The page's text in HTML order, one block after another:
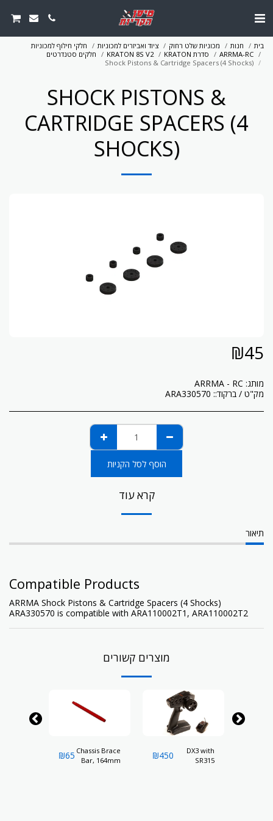
בית חנות מכוניות שלט רחוק ציוד ואביזרים למכוניות
חלקי חילוף למכוניות
ARRMA-RC
סדרת KRATON KRATON 8S V2
חלקים סטנדרטים
Shock Pistons & Cartridge Spacers (4 Shocks)
SHOCK PISTONS &
CARTRIDGE SPACERS (4
SHOCKS)
₪45
מותג: ARRMA - RC
מק"ט / ברקוד:: ARA330570
הוסף לסל הקניות
קרא עוד
תיאור
Compatible Products
ARRMA Shock Pistons & Cartridge Spacers (4 Shocks)
ARA330570 is compatible with ARA110002T1 , ARA110002T2
מוצרים קשורים
DX3 with
SR315
₪450
Chassis Brace
Bar, 164mm
₪65